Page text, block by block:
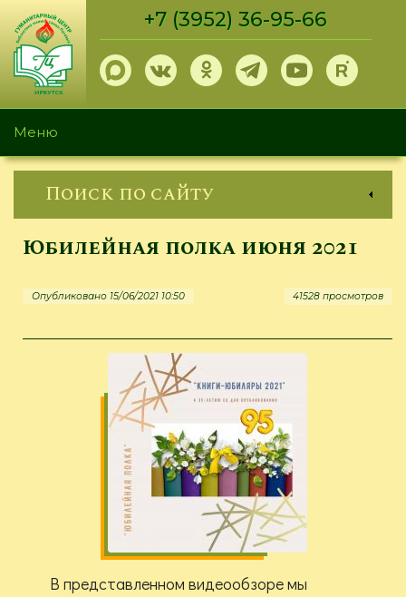
Перейти
основному
содержанию
+7 (3952) 36-95-66
Меню
Поиск по сайту
Юбилейная полка июня 2021
Опубликовано 15/06/2021 10:50 41528 просмотров
В представленном видеообзоре мы